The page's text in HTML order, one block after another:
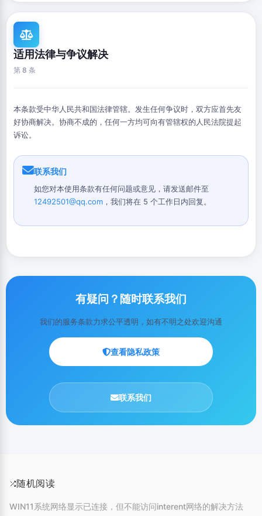
适用法律与争议解决
第 8 条
本条款受中华人民共和国法律管辖。发生任何争议时，双方应首先友
好协商解决。协商不成的，任何一方均可向有管辖权的人民法院提起
诉讼。
联系我们
如您对本使用条款有任何问题或意见，请发送邮件至
12492501@qq.com ，我们将在 5 个工作日内回复。
有疑问？随时联系我们
我们的服务条款力求公平透明，如有不明之处欢迎沟通
查看隐私政策
联系我们
随机阅读
WIN11系统网络显示已连接，但不能访问interent网络的解决方法